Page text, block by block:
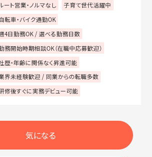
ート営業・ノルマなし
子育て世代活躍中
転車・バイク通勤OK
4日勤務OK / 選べる勤務日数
務開始時期相談OK（在職中応募歓迎）
歴・年齢に関係なく昇進可能
界未経験歓迎 / 同業からの転職多数
修後すぐに実務デビュー可能
気になる